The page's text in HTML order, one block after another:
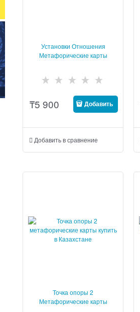
Установки Отношения
Метафорические карты
₸5 900 Добавить
Добавить в сравнение
Точка опоры 2
Метафорические карты